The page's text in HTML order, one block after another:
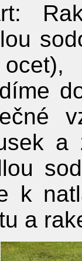
a
k
a